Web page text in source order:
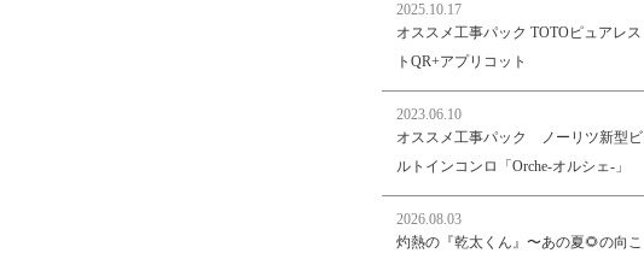
2025.10.17
オススメ工事パック TOTOピュアレス
トQR+アプリコット
2023.06.10
オススメ工事パック ノーリツ新型ビ
ルトインコンロ「Orche-オルシェ-」
2026.08.03
灼熱の『乾太くん』〜あの夏🌻の向こ